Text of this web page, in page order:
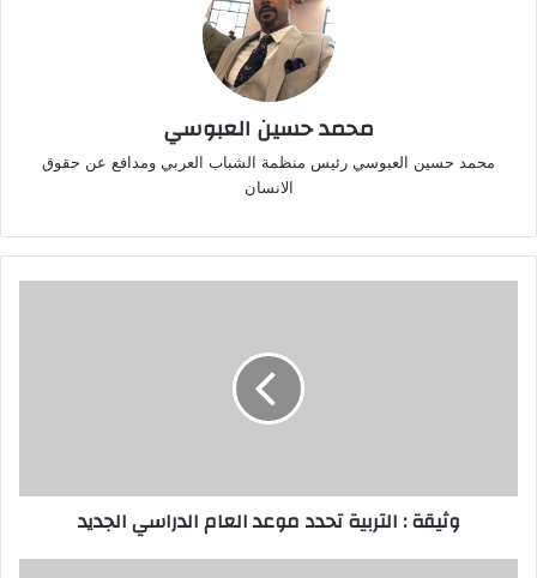
محمد حسين العبوسي
محمد حسين العبوسي رئيس منظمة الشباب العربي ومدافع عن حقوق
الانسان
وثيقة : التربية تحدد موعد العام الدراسي الجديد